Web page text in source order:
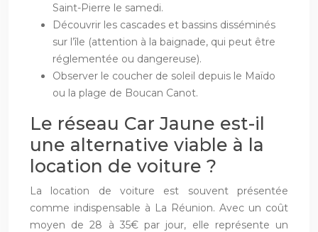
Saint-Pierre le samedi.
Découvrir les cascades et bassins disséminés
sur l’île (attention à la baignade, qui peut être
réglementée ou dangereuse).
Observer le coucher de soleil depuis le Maïdo
ou la plage de Boucan Canot.
Le réseau Car Jaune est-il
une alternative viable à la
location de voiture ?
La location de voiture est souvent présentée
comme indispensable à La Réunion. Avec un coût
moyen de 28 à 35€ par jour, elle représente un